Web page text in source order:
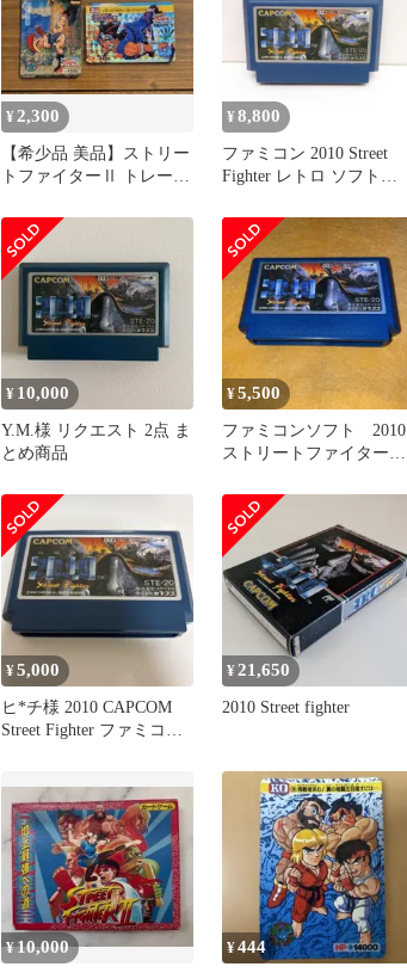
¥ 2,300
【希少品 美品】ストリー
トファイターⅡ トレーデ
¥ 8,800
ファミコン 2010 Street
Fighter レトロ ソフト
¥ 10,000
Y.M.様 リクエスト 2点 ま
とめ商品
¥5,500
ファミコンソフト 2010
ストリートファイター
¥5,000
ヒ*チ様 2010 CAPCOM
Street Fighter ファミコン
¥21,650
2010 Street fighter
¥10,000 ¥444